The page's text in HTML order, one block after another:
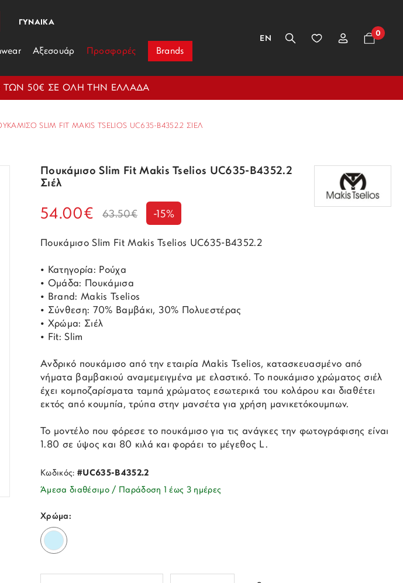
Αξεσουάρ Προσφορές Brands
ΓΥΝΑΙΚΑ
EN
0
50€ ΣΕ ΟΛΗ ΤΗΝ ΕΛΛΑΔΑ
SLIM FIT MAKIS TSELIOS UC635-B4352.2 ΣΙΈΛ
Πουκάμισο Slim Fit Makis Tselios UC635-B4352.2
Σιέλ
54.00€ 63.50€ -15%
Πουκάμισο Slim Fit Makis Tselios UC635-B4352.2
• Κατηγορία: Ρούχα
• Ομάδα: Πουκάμισα
• Brand: Makis Tselios
• Σύνθεση: 70% Βαμβάκι, 30% Πολυεστέρας
• Χρώμα: Σιέλ
• Fit: Slim
Ανδρικό πουκάμισο από την εταιρία Makis Tselios, κατασκευασμένο από
νήματα βαμβακιού αναμεμειγμένα με ελαστικό. Το πουκάμισο χρώματος σιέλ
έχει κομποζαρίσματα ταμπά χρώματος εσωτερικά του κολάρου και διαθέτει
εκτός από κουμπία, τρύπα στην μανσέτα για χρήση μανικετόκουμπων.
Το μοντέλο που φόρεσε το πουκάμισο για τις ανάγκες την φωτογράφισης είναι
1.80 σε ύψος και 80 κιλά και φοράει το μέγεθος L.
Κωδικός:#UC635-B4352.2
Άμεσα διαθέσιμο / Παράδοση 1 έως 3 ημέρες
Χρώμα: